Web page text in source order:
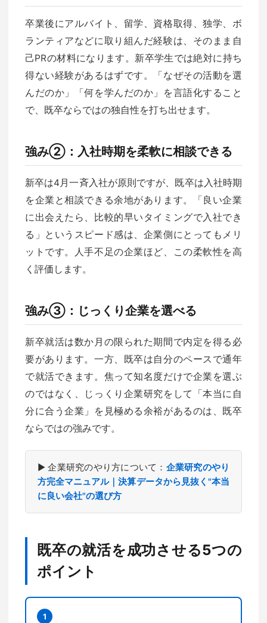
卒業後にアルバイト、留学、資格取得、独学、ボ
ランティアなどに取り組んだ経験は、そのまま自
己PRの材料になります。新卒学生では絶対に持ち
得ない経験があるはずです。「なぜその活動を選
んだのか」「何を学んだのか」を言語化すること
で、既卒ならではの独自性を打ち出せます。
強み②：入社時期を柔軟に相談できる
新卒は4月一斉入社が原則ですが、既卒は入社時期
を企業と相談できる余地があります。「良い企業
に出会えたら、比較的早いタイミングで入社でき
る」というスピード感は、企業側にとってもメリ
ットです。人手不足の企業ほど、この柔軟性を高
く評価します。
強み③：じっくり企業を選べる
新卒就活は数か月の限られた期間で内定を得る必
要があります。一方、既卒は自分のペースで通年
で就活できます。焦って知名度だけで企業を選ぶ
のではなく、じっくり企業研究をして「本当に自
分に合う企業」を見極める余裕があるのは、既卒
ならではの強みです。
▶ 企業研究のやり方について： 企業研究のやり
方完全マニュアル｜決算データから見抜く"本当
に良い会社"の選び方
既卒の就活を成功させる5つの
ポイント
1